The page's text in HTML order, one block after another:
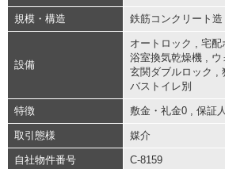
規模・構造 鉄筋コンクリート造
設備
オートロック , 宅配
浴室換気乾燥機 , ウ
玄関ダブルロック ,
バストイレ別
特徴 敷金・礼金0 , 保証
取引態様 媒介
自社物件番号 C-8159